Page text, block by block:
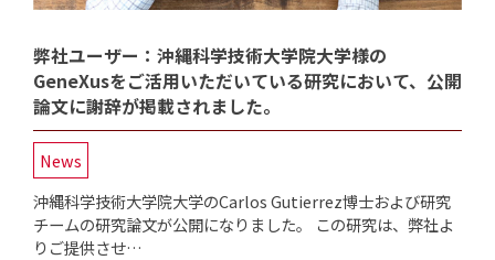
弊社ユーザー：沖縄科学技術大学院大学様の
GeneXusをご活用いただいている研究において、公開
論文に謝辞が掲載されました。
News
沖縄科学技術大学院大学のCarlos Gutierrez博士および研究
チームの研究論文が公開になりました。 この研究は、弊社よ
りご提供させ…